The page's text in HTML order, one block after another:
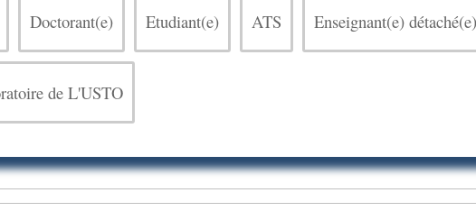
Doctorant(e) Etudiant(e) ATS Enseignant(e) détaché(e)
de L'USTO